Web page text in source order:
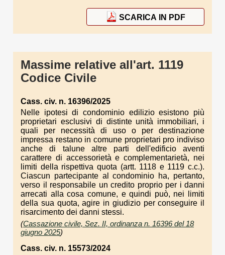
SCARICA IN PDF
Massime relative all'art. 1119
Codice Civile
Cass. civ. n. 16396/2025
Nelle ipotesi di condominio edilizio esistono più
proprietari esclusivi di distinte unità immobiliari, i
quali per necessità di uso o per destinazione
impressa restano in comune proprietari pro indiviso
anche di talune altre parti dell'edificio aventi
carattere di accessorietà e complementarietà, nei
limiti della rispettiva quota (artt. 1118 e 1119 c.c.).
Ciascun partecipante al condominio ha, pertanto,
verso il responsabile un credito proprio per i danni
arrecati alla cosa comune, e quindi può, nei limiti
della sua quota, agire in giudizio per conseguire il
risarcimento dei danni stessi.
(Cassazione civile, Sez. II, ordinanza n. 16396 del 18
giugno 2025)
Cass. civ. n. 15573/2024